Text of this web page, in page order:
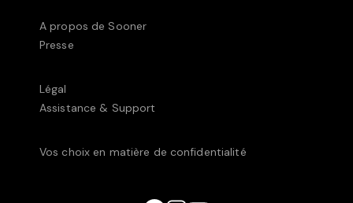
A propos de Sooner
Presse
Légal
Assistance & Support
Vos choix en matière de confidentialité